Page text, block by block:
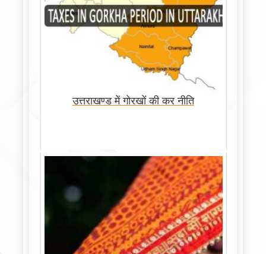
उत्तराखण्ड में गोरखों की कर नीति